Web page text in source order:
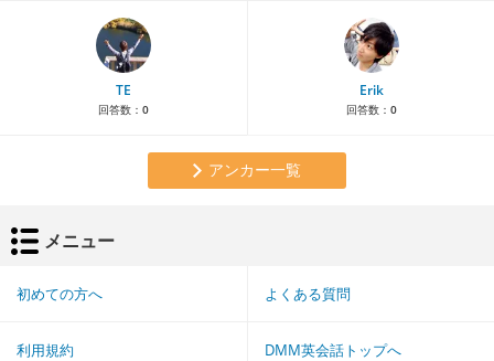
TE
回答数： 0
Erik
回答数： 0
アンカー一覧
メニュー
初めての方へ よくある質問
利用規約 DMM英会話トップへ